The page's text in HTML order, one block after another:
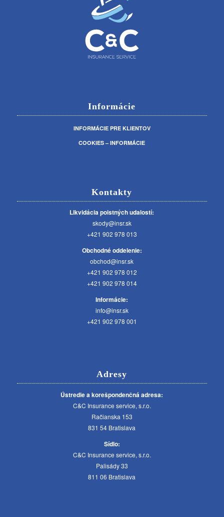
Informácie
INFORMÁCIE PRE KLIENTOV
COOKIES – INFORMÁCIE
Kontakty
Likvidácia poistných udalostí:
skody@insr.sk
+421 902 978 013
Obchodné oddelenie:
obchod@insr.sk
+421 902 978 012
+421 902 978 014
Informácie:
info@insr.sk
+421 902 978 001
Adresy
Ústredie a korešpondenčná adresa:
C&C Insurance service, s.r.o.
Račianska 153
831 54 Bratislava
Sídlo:
C&C Insurance service, s.r.o.
Palisády 33
811 06 Bratislava